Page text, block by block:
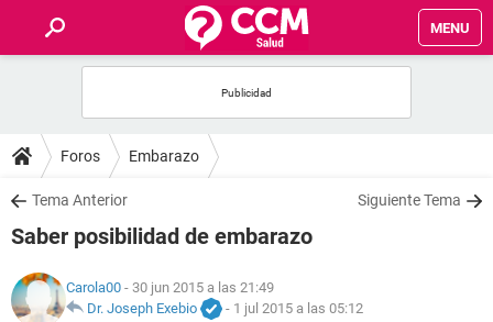
MENU
FOROS
SALUD
NUTRICIÓN
Foros Embarazo
Tema Anterior Siguiente Tema
Saber posibilidad de embarazo
Carola00 - 30 jun 2015 a las 21:49
Dr. Joseph Exebio
- 1 jul 2015 a las 05:12